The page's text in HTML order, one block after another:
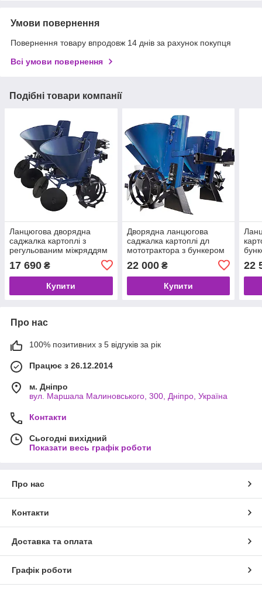
Умови повернення
Повернення товару впродовж 14 днів за рахунок покупця
Всі умови повернення
Подібні товари компанії
Ланцюгова дворядна
саджалка картоплі з
регульованим міжряддям
17 690 ₴
Купити
Дворядна ланцюгова
саджалка картоплі дл
мототрактора з бункером
22 000₴
Купити
22
Про нас
100% позитивних з 5 відгуків за рік
Працює з 26.12.2014
м. Дніпро
вул. Маршала Малиновського, 300, Дніпро, Україна
Контакти
Сьогодні вихідний
Показати весь графік роботи
Про нас
Контакти
Доставка та оплата
Графік роботи